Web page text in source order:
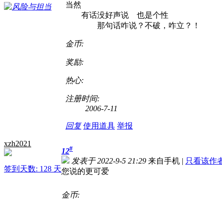
当然
有话没好声说 也是个性
那句话咋说？不破，咋立？！
金币:
奖励:
热心:
注册时间:
2006-7-11
回复 使用道具 举报
xzh2021
签到天数: 128 天
12#
发表于 2022-9-5 21:29 来自手机 | 只看该作
您说的更可爱
金币: